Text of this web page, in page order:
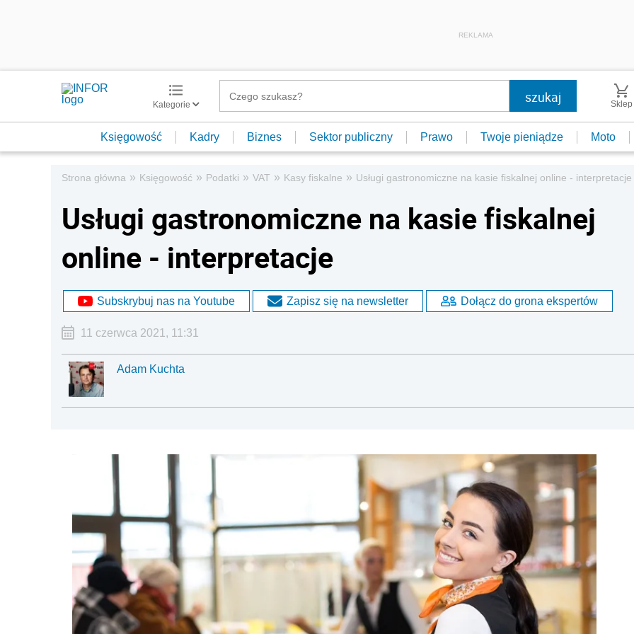
REKLAMA
Kategorie Sklep
Księgowość Kadry Biznes Sektor publiczny Prawo Twoje pieniądze Moto
Strona główna » Księgowość » Podatki » VAT » Kasy fiskalne » Usługi gastronomiczne na kasie fiskalnej online - interpretacje
Usługi gastronomiczne na kasie fiskalnej
online - interpretacje
Subskrybuj nas na Youtube Zapisz się na newsletter Dołącz do grona ekspertów
11 czerwca 2021, 11:31
Adam Kuchta